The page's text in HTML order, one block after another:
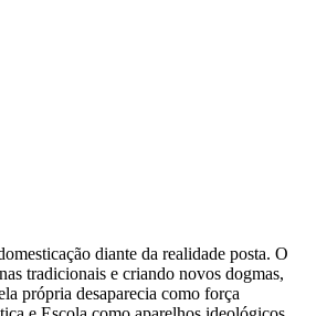
diante da realidade posta. O
tradicionais e criando novos dogmas,
própria desaparecia como força